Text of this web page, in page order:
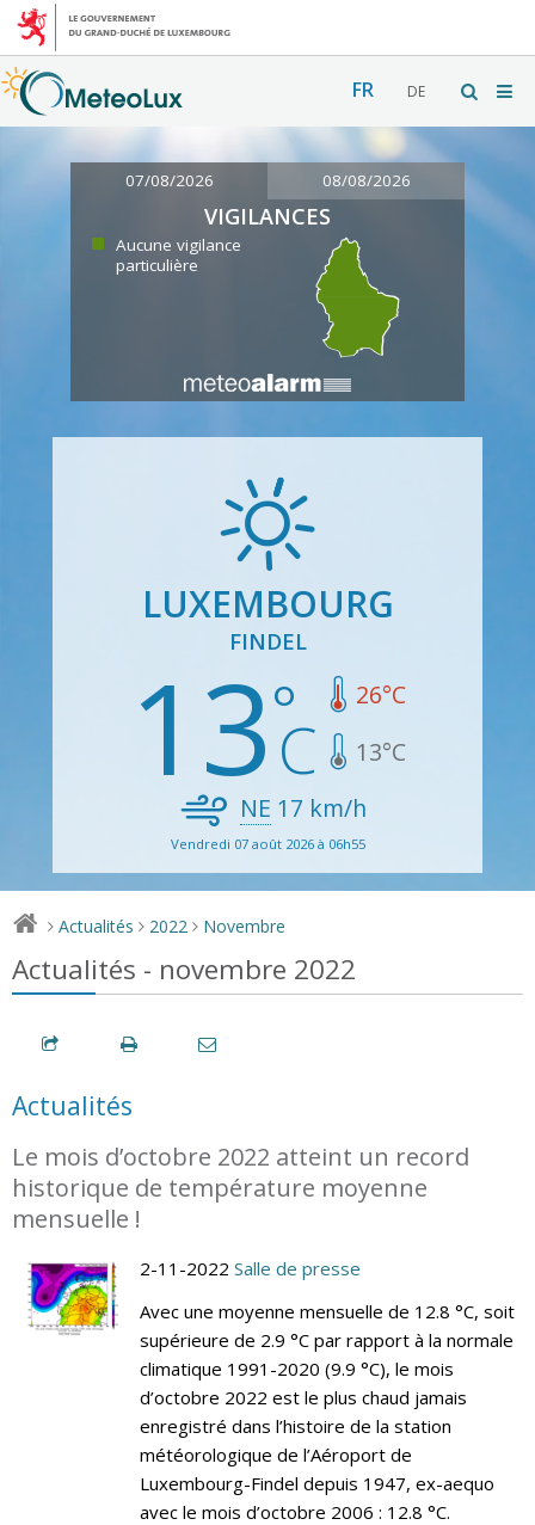
FR DE
07/08/2026 08/08/2026
VIGILANCES
Aucune vigilance
particulière
LUXEMBOURG
FINDEL
13 26°C
13°C
NE 17 km/h
Vendredi 07 août 2026 à 06h55
> Actualités > 2022 > Novembre
Actualités - novembre 2022
Actualités
Le mois d’octobre 2022 atteint un record
historique de température moyenne
mensuelle !
2-11-2022 Salle de presse
Avec une moyenne mensuelle de 12.8 °C, soit
supérieure de 2.9 °C par rapport à la normale
climatique 1991-2020 (9.9 °C), le mois
d’octobre 2022 est le plus chaud jamais
enregistré dans l’histoire de la station
météorologique de l’Aéroport de
Luxembourg-Findel depuis 1947, ex-aequo
avec le mois d’octobre 2006 : 12.8 °C.